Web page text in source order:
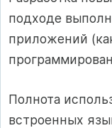
подходе
приложений
Полнота
встроенных